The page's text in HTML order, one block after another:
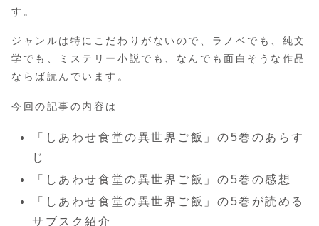
す。
ジャンルは特にこだわりがないので、ラノベでも、純文
学でも、ミステリー小説でも、なんでも面白そうな作品
ならば読んでいます。
今回の記事の内容は
「しあわせ食堂の異世界ご飯」の5巻のあらす
じ
「しあわせ食堂の異世界ご飯」の5巻の感想
「しあわせ食堂の異世界ご飯」の5巻が読める
サブスク紹介